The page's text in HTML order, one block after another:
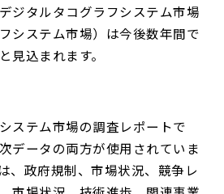
ジタルタコグラフシステム市場
システム市場）は今後数年間で
見込まれます。
ステム市場の調査レポートで
データの両方が使用されていま
、政府規制、市場状況、競争レ